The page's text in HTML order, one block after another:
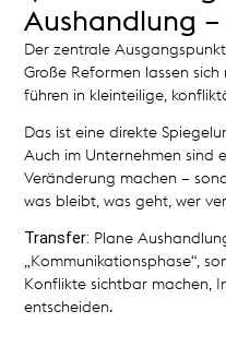
Aushandlung
Der zentrale
Große Reformen lassen
führen in kleinteilige,
Das ist eine direkte
Auch im Unternehmen sind
Veränderung machen –
was bleibt, was geht, wer
Transfer: Plane
„Kommunikationsphase“,
Konflikte sichtbar machen,
entscheiden.